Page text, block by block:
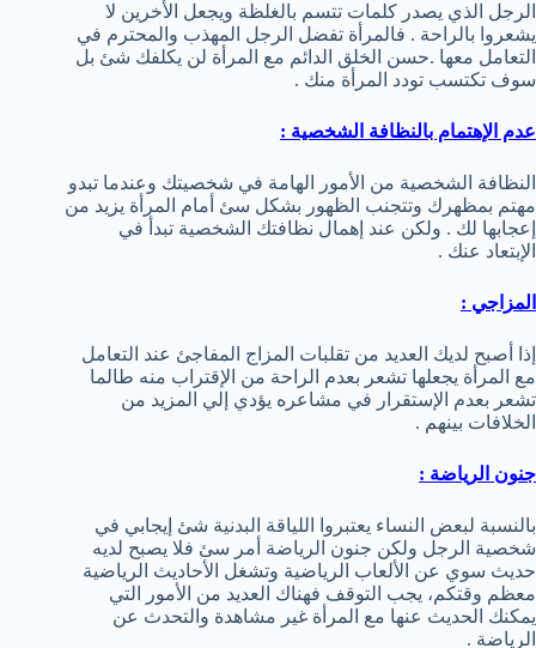
الرجل الذي يصدر كلمات تتسم بالغلظة ويجعل الأخرين لا
يشعروا بالراحة . فالمرأة تفضل الرجل المهذب والمحترم في
التعامل معها .حسن الخلق الدائم مع المرأة لن يكلفك شئ بل
سوف تكتسب تودد المرأة منك .
عدم الإهتمام بالنظافة الشخصية :
النظافة الشخصية من الأمور الهامة في شخصيتك وعندما تبدو
مهتم بمظهرك وتتجنب الظهور بشكل سئ أمام المرأة يزيد من
إعجابها لك . ولكن عند إهمال نظافتك الشخصية تبدأ في
الإبتعاد عنك .
المزاجي :
إذا أصبح لديك العديد من تقلبات المزاج المفاجئ عند التعامل
مع المرأة يجعلها تشعر بعدم الراحة من الإقتراب منه طالما
تشعر بعدم الإستقرار في مشاعره يؤدي إلي المزيد من
الخلافات بينهم .
جنون الرياضة :
بالنسبة لبعض النساء يعتبروا اللياقة البدنية شئ إيجابي في
شخصية الرجل ولكن جنون الرياضة أمر سئ فلا يصبح لديه
حديث سوي عن الألعاب الرياضية وتشغل الأحاديث الرياضية
معظم وقتكم، يجب التوقف فهناك العديد من الأمور التي
يمكنك الحديث عنها مع المرأة غير مشاهدة والتحدث عن
الرياضة .